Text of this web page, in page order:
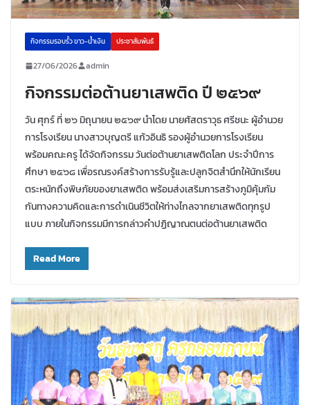
กิจกรรมรอบรั้ว ขาว-น้ำเงิน ประชาสัมพันธ์
27/06/2026 admin
กิจกรรมต่อต้านยาเสพติด ปี ๒๕๖๙
วัน ศุกร์ ที่ ๒๖ มิถุนายน ๒๕๖๙ นำโดย นายศัสตราวุธ ศรีชนะ ผู้อำนวย
การโรงเรียน นางสาวบุญตรี แก้วอินธิ รองผู้อำนวยการโรงเรียน
พร้อมคณะครู ได้จัดกิจกรรม วันต่อต้านยาเสพติดโลก ประจำปีการ
ศึกษา ๒๕๖๘ เพื่อรณรงค์สร้างการรับรู้และปลูกจิตสำนึกให้นักเรียน
ตระหนักถึงพิษภัยของยาเสพติด พร้อมส่งเสริมการสร้างภูมิคุ้มกัม
กันทางความคิดและการดำเนินชีวิตให้ท่างไกลจากยาเสพติดทุกรูป
แบบ ภายในกิจกรรมมีการกล่าวคำปฏิญาณตนต่อต้านยาเสพติด
Read More